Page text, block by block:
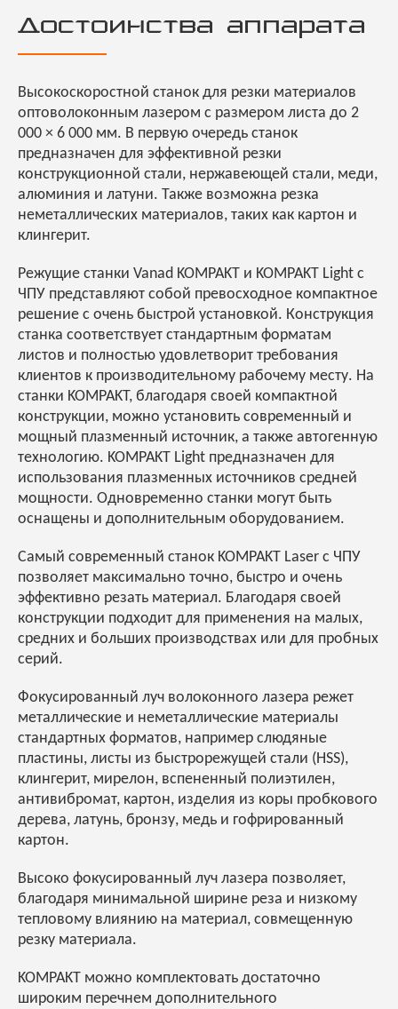
Достоинства аппарата
Высокоскоростной станок для резки материалов
оптоволоконным лазером с размером листа до 2
000 × 6 000 мм. В первую очередь станок
предназначен для эффективной резки
конструкционной стали, нержавеющей стали, меди,
алюминия и латуни. Также возможна резка
неметаллических материалов, таких как картон и
клингерит.
Режущие станки Vanad KOMPAKT и KOMPAKT Light с
ЧПУ представляют собой превосходное компактное
решение с очень быстрой установкой. Конструкция
станка соответствует стандартным форматам
листов и полностью удовлетворит требования
клиентов к производительному рабочему месту. На
станки KOMPAKT, благодаря своей компактной
конструкции, можно установить современный и
мощный плазменный источник, а также автогенную
технологию. KOMPAKT Light предназначен для
использования плазменных источников средней
мощности. Одновременно станки могут быть
оснащены и дополнительным оборудованием.
Самый современный станок KOMPAKT Laser с ЧПУ
позволяет максимально точно, быстро и очень
эффективно резать материал. Благодаря своей
конструкции подходит для применения на малых,
средних и больших производствах или для пробных
серий.
Фокусированный луч волоконного лазера режет
металлические и неметаллические материалы
стандартных форматов, например слюдяные
пластины, листы из быстрорежущей стали (HSS),
клингерит, мирелон, вспененный полиэтилен,
антивибромат, картон, изделия из коры пробкового
дерева, латунь, бронзу, медь и гофрированный
картон.
Высоко фокусированный луч лазера позволяет,
благодаря минимальной ширине реза и низкому
тепловому влиянию на материал, совмещенную
резку материала.
KOMPAKT можно комплектовать достаточно
широким перечнем дополнительного